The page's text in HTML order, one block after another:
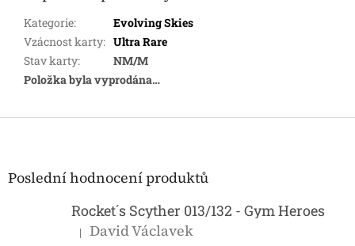
Kategorie:
Evolving Skies
Vzácnost karty: Ultra Rare
Stav karty:
NM/M
Položka byla vyprodána…
Z
Poslední hodnocení produktů
Rocket´s Scyther 013/132 - Gym Heroes
Hodnocení produktu je 5 z 5 hvězdiček.
| David Václavek